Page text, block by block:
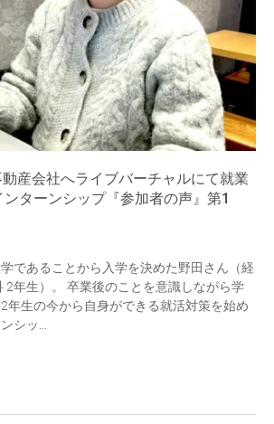
産会社へライブバーチャルにて就業
ターンシップ『参加者の声』第1
であることから入学を決めた野田さん（経
2年生）。 卒業後のことを意識しながら学
年生の今から自身ができる就活対策を始め
シッ...